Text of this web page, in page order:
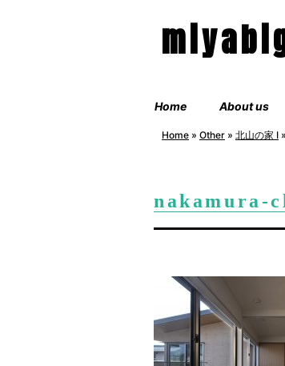
Home About us
Home » Other » 北山の家 Ⅰ »
nakamura-